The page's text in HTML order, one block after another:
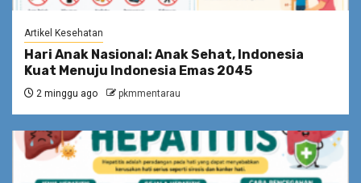
Artikel Kesehatan
Hari Anak Nasional: Anak Sehat, Indonesia
Kuat Menuju Indonesia Emas 2045
2 minggu ago pkmmentarau